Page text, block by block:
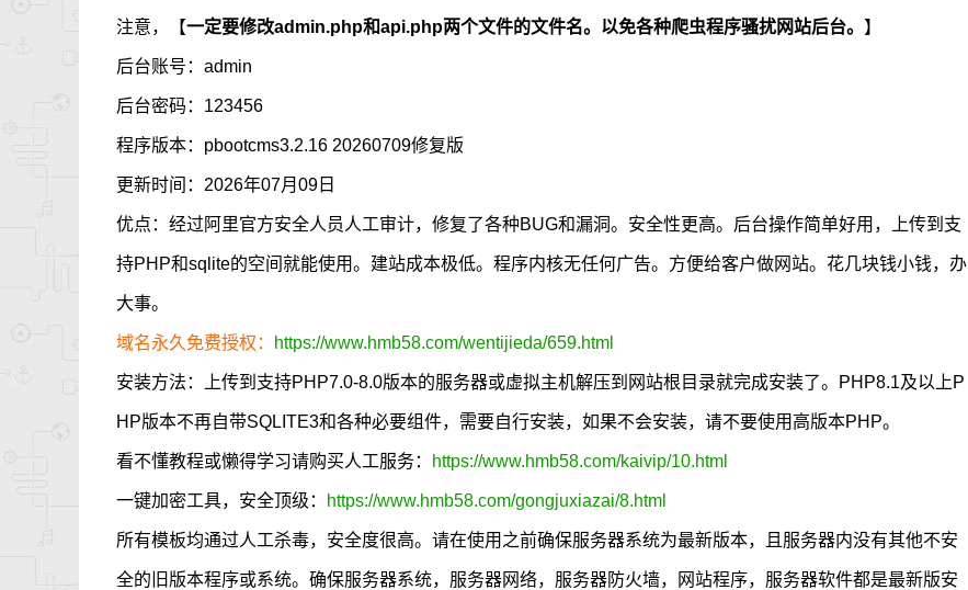
注意，【一定要修改admin.php和api.php两个文件的文件名。以免各种爬虫程序骚扰网站后台。 】
后台账号：admin
后台密码：123456
程序版本：pbootcms3.2.16 20260709修复版
更新时间：2026年07月09日
优点：经过阿里官方安全人员人工审计，修复了各种BUG和漏洞。安全性更高。后台操作简单好用，上传到支
持PHP和sqlite的空间就能使用。建站成本极低。程序内核无任何广告。方便给客户做网站。花几块钱小钱，办
大事。
域名永久免费授权： https://www.hmb58.com/wentijieda/659.html
安装方法：上传到支持PHP7.0-8.0版本的服务器或虚拟主机解压到网站根目录就完成安装了。PHP8.1及以上P
HP版本不再自带SQLITE3和各种必要组件，需要自行安装，如果不会安装，请不要使用高版本PHP。
看不懂教程或懒得学习请购买人工服务： https://www.hmb58.com/kaivip/10.html
一键加密工具，安全顶级： https://www.hmb58.com/gongjuxiazai/8.html
所有模板均通过人工杀毒，安全度很高。请在使用之前确保服务器系统为最新版本，且服务器内没有其他不安
全的旧版本程序或系统。确保服务器系统，服务器网络，服务器防火墙，网站程序，服务器软件都是最新版安